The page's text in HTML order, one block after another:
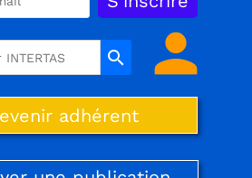
search person
adhérent